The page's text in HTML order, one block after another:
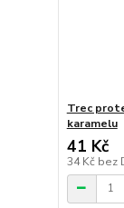
Trec
karamelu
41 Kč
34 Kč bez